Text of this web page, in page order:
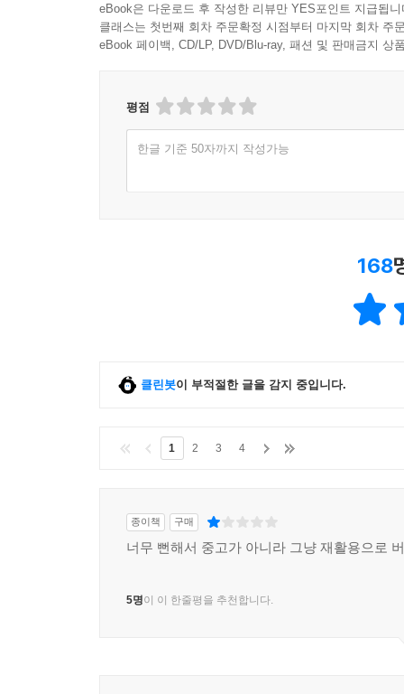
eBook은 다운로드 후 작성한 리뷰만 YES포인트 지급됩니
클래스는 첫번째 회차 주문확정 시점부터 마지막 회차 주
eBook 페이백, CD/LP, DVD/Blu-ray, 패션 및 판매금지 상
평점
한글 기준 50자까지 작성가능
168
클린봇이 부적절한 글을 감지 중입니다.
1 2 3 4
종이책 구매
너무 뻔해서 중고가 아니라 그냥 재활용으로
5명이 이 한줄평을 추천합니다.